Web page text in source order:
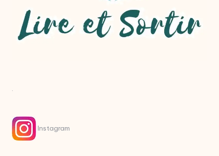
.
Instagram